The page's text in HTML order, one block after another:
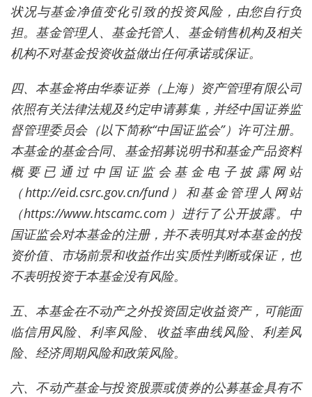
状况与基金净值变化引致的投资风险，由您自行负
担。基金管理人、基金托管人、基金销售机构及相关
机构不对基金投资收益做出任何承诺或保证。
四、本基金将由华泰证券（上海）资产管理有限公司
依照有关法律法规及约定申请募集，并经中国证券监
督管理委员会（以下简称“中国证监会”）许可注册。
本基金的基金合同、基金招募说明书和基金产品资料
概要已通过中国证监会基金电子披露网站
（http://eid.csrc.gov.cn/fund）和基金管理人网站
（https://www.htscamc.com）进行了公开披露。中
国证监会对本基金的注册，并不表明其对本基金的投
资价值、市场前景和收益作出实质性判断或保证，也
不表明投资于本基金没有风险。
五、本基金在不动产之外投资固定收益资产，可能面
临信用风险、利率风险、收益率曲线风险、利差风
险、经济周期风险和政策风险。
六、不动产基金与投资股票或债券的公募基金具有不